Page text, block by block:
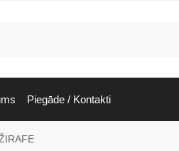
Piegāde / Kontakti